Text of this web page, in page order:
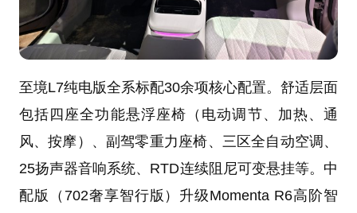
至境L7纯电版全系标配30余项核心配置。舒适层面
包括四座全功能悬浮座椅（电动调节、加热、通
风、按摩）、副驾零重力座椅、三区全自动空调、
25扬声器音响系统、RTD连续阻尼可变悬挂等。中
配版（702奢享智行版）升级Momenta R6高阶智